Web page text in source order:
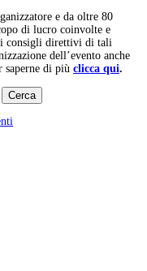
e da oltre 80
di lucro coinvolte e
consigli direttivi di tali
dell’evento anche
saperne di più clicca qui.